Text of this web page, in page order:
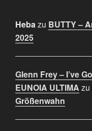
Hebazu BUTTY –
2025
Glenn Frey – I’ve
EUNOIA ULTIMA zu
Größenwahn